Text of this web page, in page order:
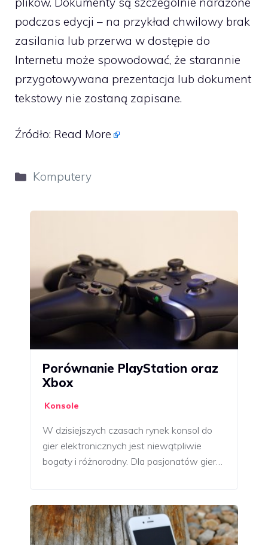
podczas edycji – na przykład chwilowy brak
zasilania lub przerwa w dostępie do
Internetu może spowodować, że starannie
przygotowywana prezentacja lub dokument
tekstowy nie zostaną zapisane.
Źródło: Read More
Kategorie
Komputery
Porównanie PlayStation oraz
Xbox
Konsole
W dzisiejszych czasach rynek konsol do
gier elektronicznych jest niewątpliwie
bogaty i różnorodny. Dla pasjonatów gier…